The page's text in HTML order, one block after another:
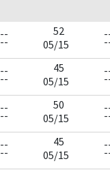
--
--
52
05/15
--
--
45
05/15
--
--
50
05/15
--
--
45
05/15